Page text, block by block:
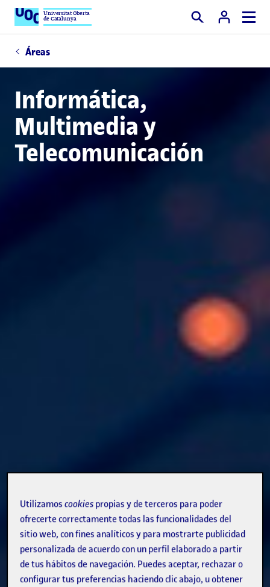
Universitat Oberta
de Catalunya Buscar
Áreas
Informática,
Multimedia y
Telecomunicación
Utilizamoscookies propias y de terceros para poder
ofrecerte correctamente todas las funcionalidades del
sitio web, con fines analíticos y para mostrarte publicidad
personalizada de acuerdo con un perfil elaborado a partir
de tus hábitos de navegación. Puedes aceptar, rechazar o
configurar tus preferencias haciendo clic abajo, u obtener